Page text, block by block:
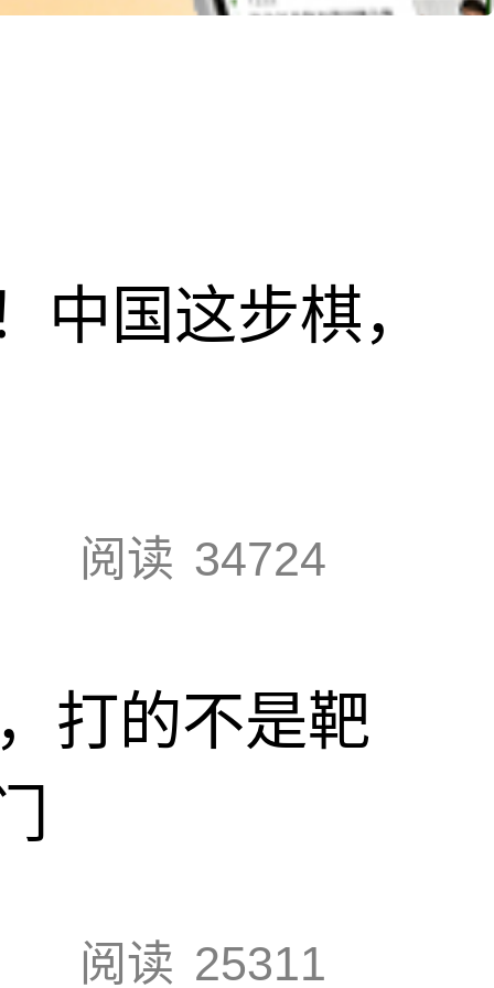
中国这步棋，
阅读 34724
打的不是靶
阅读 25311